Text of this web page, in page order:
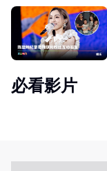
必看影片